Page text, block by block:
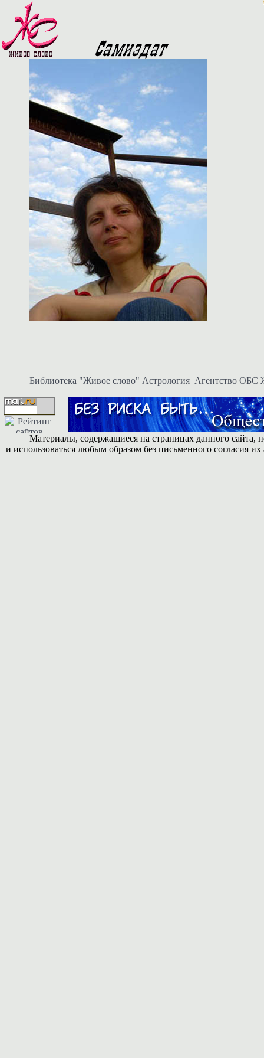
Библиотека "Живое слово" Астрология Агентство ОБС
Материалы, содержащиеся на страницах данного сайта,
и использоваться любым образом без письменного согласия их